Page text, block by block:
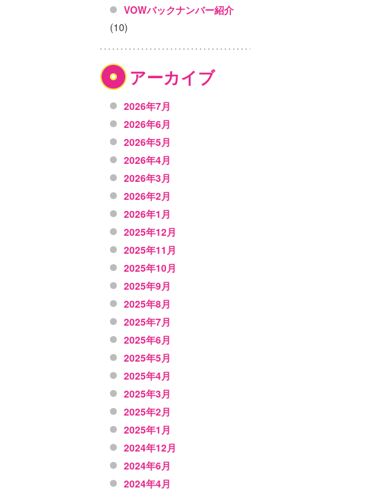
VOWバックナンバー紹介
(10)
アーカイブ
2026年7月
2026年6月
2026年5月
2026年4月
2026年3月
2026年2月
2026年1月
2025年12月
2025年11月
2025年10月
2025年9月
2025年8月
2025年7月
2025年6月
2025年5月
2025年4月
2025年3月
2025年2月
2025年1月
2024年12月
2024年6月
2024年4月